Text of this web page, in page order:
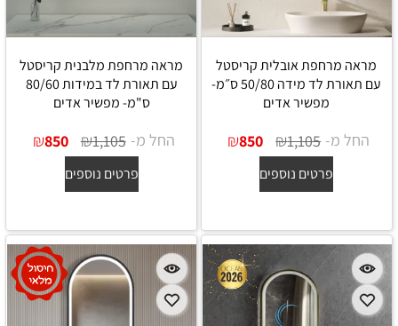
מראה מרחפת אובלית קריסטל
עם תאורת לד מידה 50/80 ס״מ-
מפשיר אדים
החל מ- ₪1,105
₪850
פרטים נוספים
מראה מרחפת מלבנית קריסטל
עם תאורת לד במידות 80/60
ס"מ- מפשיר אדים
החל מ- ₪1,105
₪850
פרטים נוספים